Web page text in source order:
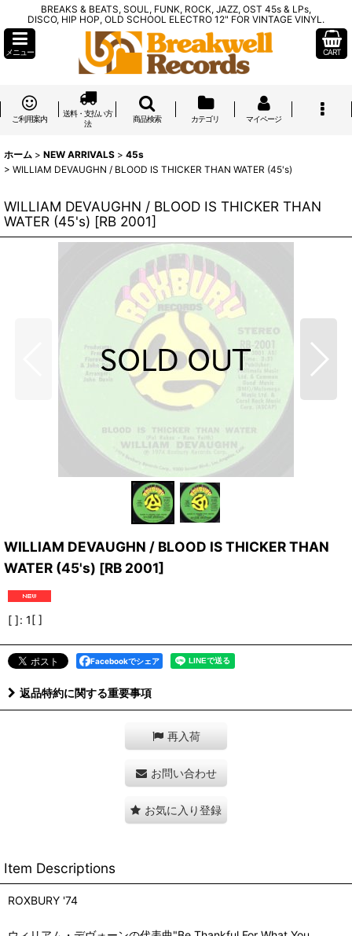
BREAKS & BEATS, SOUL, FUNK, ROCK, JAZZ, OST 45s & LPs,
DISCO, HIP HOP, OLD SCHOOL ELECTRO 12" FOR VINTAGE VINYL.
メニュー CART
ご利用案内
送料・支払い方
法
商品検索 カテゴリ マイページ
ホーム > NEW ARRIVALS > 45s
> WILLIAM DEVAUGHN / BLOOD IS THICKER THAN WATER (45's)
WILLIAM DEVAUGHN / BLOOD IS THICKER THAN
WATER (45's) [RB 2001]
WILLIAM DEVAUGHN / BLOOD IS THICKER THAN
WATER (45's) [RB 2001]
[ ]: 1[ ]
Facebookでシェア
返品特約に関する重要事項
再入荷
お問い合わせ
お気に入り登録
Item Descriptions
ROXBURY '74